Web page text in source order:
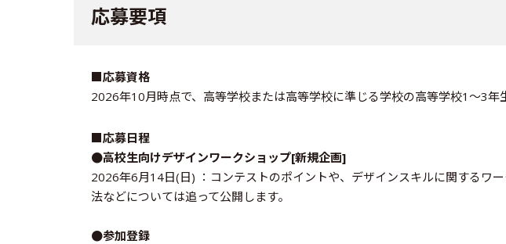
応募要項
■応募資格
2026年10月時点で、高等学校または高等学校に準じる学校の高等学校1〜3
■応募日程
●高校生向けデザインワークショップ[新規企画]
2026年6月14日(日) ：コンテストのポイントや、デザインスキルに関するワ
法などについては追って公開します。
●参加登録